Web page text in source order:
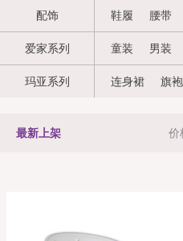
配饰 鞋履 腰带
爱家系列 童装 男装
玛亚系列 连身裙 旗袍
最新上架 价